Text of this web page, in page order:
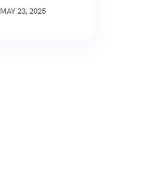
Doğrulama
MAY 23, 2025